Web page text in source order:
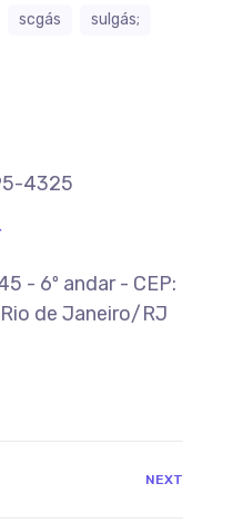
scgás
sulgás;
4325
- 6º andar - CEP:
de Janeiro/RJ
NEXT